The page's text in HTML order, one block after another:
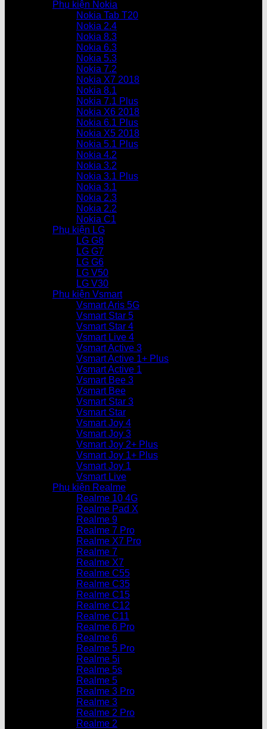
Phụ kiện Nokia
Nokia Tab T20
Nokia 2.4
Nokia 8.3
Nokia 6.3
Nokia 5.3
Nokia 7.2
Nokia X7 2018
Nokia 8.1
Nokia 7.1 Plus
Nokia X6 2018
Nokia 6.1 Plus
Nokia X5 2018
Nokia 5.1 Plus
Nokia 4.2
Nokia 3.2
Nokia 3.1 Plus
Nokia 3.1
Nokia 2.3
Nokia 2.2
Nokia C1
Phụ kiện LG
LG G8
LG G7
LG G6
LG V50
LG V30
Phụ kiện Vsmart
Vsmart Aris 5G
Vsmart Star 5
Vsmart Star 4
Vsmart Live 4
Vsmart Active 3
Vsmart Active 1+ Plus
Vsmart Active 1
Vsmart Bee 3
Vsmart Bee
Vsmart Star 3
Vsmart Star
Vsmart Joy 4
Vsmart Joy 3
Vsmart Joy 2+ Plus
Vsmart Joy 1+ Plus
Vsmart Joy 1
Vsmart Live
Phụ kiện Realme
Realme 10 4G
Realme Pad X
Realme 9
Realme 7 Pro
Realme X7 Pro
Realme 7
Realme X7
Realme C55
Realme C35
Realme C15
Realme C12
Realme C11
Realme 6 Pro
Realme 6
Realme 5 Pro
Realme 5i
Realme 5s
Realme 5
Realme 3 Pro
Realme 3
Realme 2 Pro
Realme 2